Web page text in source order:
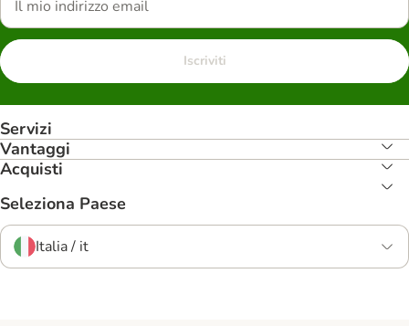
Iscriviti
Servizi
Vantaggi
Acquisti
Seleziona Paese
Italia / it